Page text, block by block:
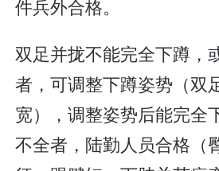
件兵外合格。
双足并拢不能完全下蹲，
者，可调整下蹲姿势（双
宽），调整姿势后能完全
不全者，陆勤人员合格（